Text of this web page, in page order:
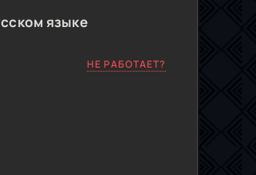
языке
НЕ РАБОТАЕТ?